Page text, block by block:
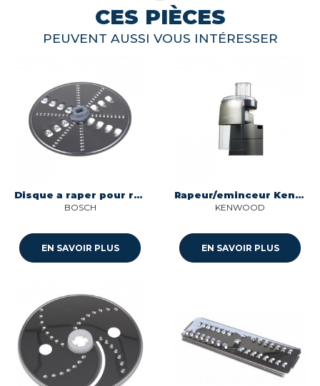
CES PIÈCES
PEUVENT AUSSI VOUS INTÉRESSER
Disque a raper pour robot mcm3100w/01 Bosch 12007726
BOSCH
EN SAVOIR PLUS
Rapeur/eminceur Kenwood at340
KENWOOD
EN SAVOIR PLUS